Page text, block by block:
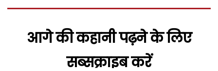
आगे की कहानी पढ़ने के लिए
सब्सक्राइब करें